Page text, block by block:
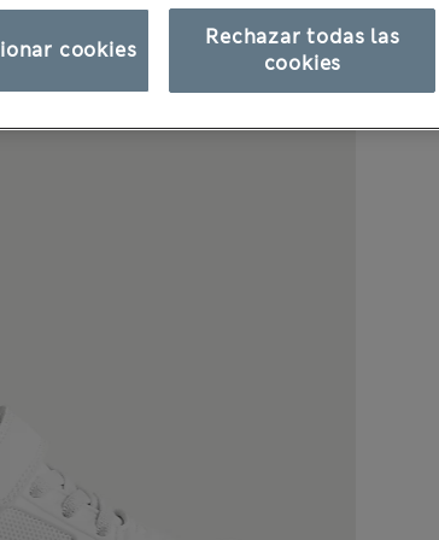
Rechazar todas las
cookies
cookies